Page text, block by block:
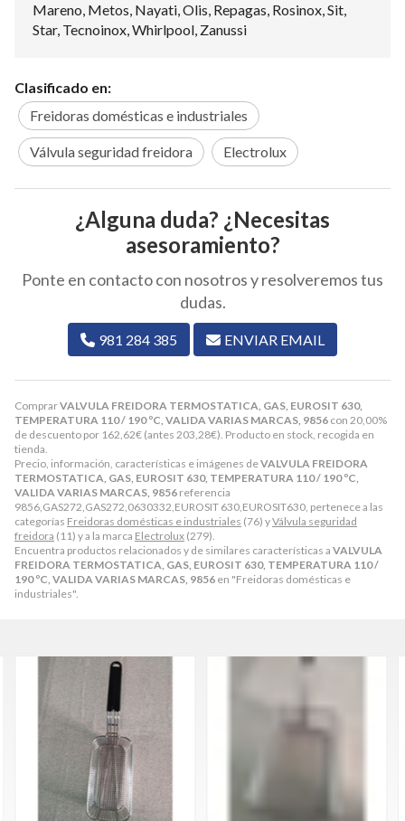
ComprarVALVULA FREIDORA TERMOSTATICA, GAS, EUROSIT 630,
TEMPERATURA 110 / 190 ºC, VALIDA VARIAS MARCAS, 9856 con 20,00%
de descuento por 162,62€ (antes 203,28€). Producto en stock, recogida en
tienda.
Precio, información, características e imágenes deVALVULA FREIDORA
TERMOSTATICA, GAS, EUROSIT 630, TEMPERATURA 110 / 190 ºC,
VALIDA VARIAS MARCAS, 9856 referencia
9856,GAS272,GAS272,0630332,EUROSIT 630,EUROSIT630, pertenece a las
categorías Freidoras domésticas e industriales (76) yVálvula seguridad
freidora (11) y a la marca Electrolux (279).
Encuentra productos relacionados y de similares características a VALVULA
FREIDORA TERMOSTATICA, GAS, EUROSIT 630, TEMPERATURA 110 /
190 ºC, VALIDA VARIAS MARCAS, 9856 en "Freidoras domésticas e
industriales".
Mareno, Metos, Nayati, Olis, Repagas, Rosinox, Sit,
Star, Tecnoinox, Whirlpool, Zanussi
Clasificado en:
Freidoras domésticas e industriales
Válvula seguridad freidora Electrolux
¿Alguna duda? ¿Necesitas
asesoramiento?
Ponte en contacto con nosotros y resolveremos tus
dudas.
981 284 385 ENVIAR EMAIL